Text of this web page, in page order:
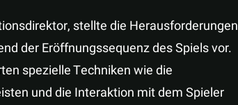
stellte die Herausforderungen
der Eröffnungssequenz des Spiels vor.
spezielle Techniken wie die
und die Interaktion mit dem Spieler